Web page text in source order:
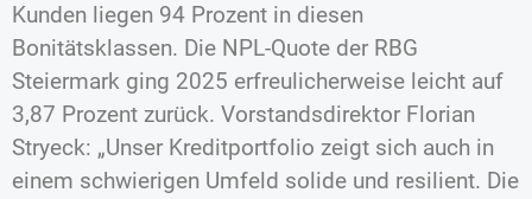
Kunden liegen 94 Prozent in diesen
Bonitätsklassen. Die NPL-Quote der RBG
Steiermark ging 2025 erfreulicherweise leicht auf
3,87 Prozent zurück. Vorstandsdirektor Florian
Stryeck: „Unser Kreditportfolio zeigt sich auch in
einem schwierigen Umfeld solide und resilient. Die